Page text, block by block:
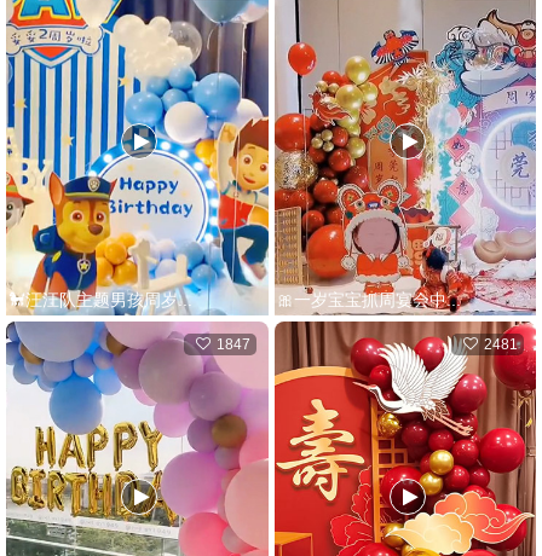
🐩汪汪队主题男孩周岁... 🎀一岁宝宝抓周宴会中...
1847 2481